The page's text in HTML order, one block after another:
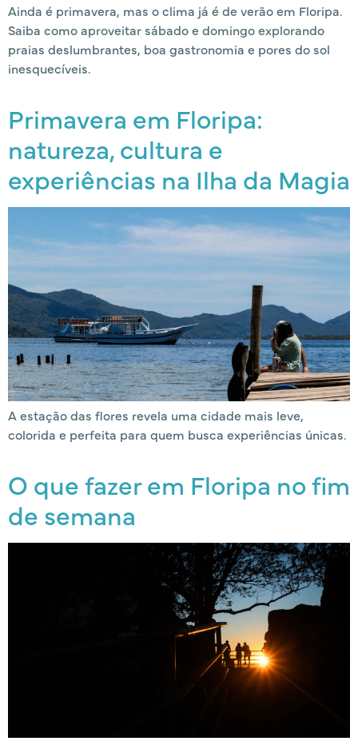
Ainda é primavera, mas o clima já é de verão em Floripa.
Saiba como aproveitar sábado e domingo explorando
praias deslumbrantes, boa gastronomia e pores do sol
inesquecíveis.
Primavera em Floripa:
natureza, cultura e
experiências na Ilha da Magia
A estação das flores revela uma cidade mais leve,
colorida e perfeita para quem busca experiências únicas.
O que fazer em Floripa no fim
de semana